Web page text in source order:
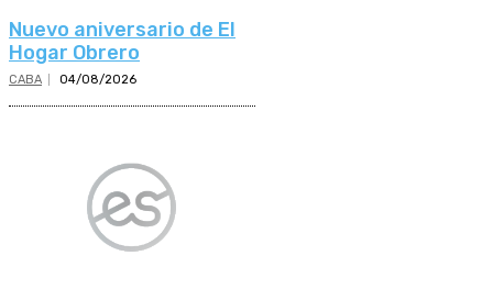
Nuevo aniversario de El
Hogar Obrero
CABA 04/08/2026